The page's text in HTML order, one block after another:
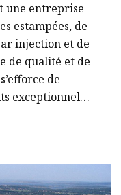
une entreprise
estampées, de
injection et de
de
exceptionnels
Parts Co.,
de répondre
de solutions de